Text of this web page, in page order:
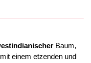
Baum,
einem etzenden und